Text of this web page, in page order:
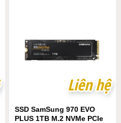
Liên hệ
Liên hệ
SSD SamSung 970 EVO
PLUS 1TB M.2 NVMe PCIe